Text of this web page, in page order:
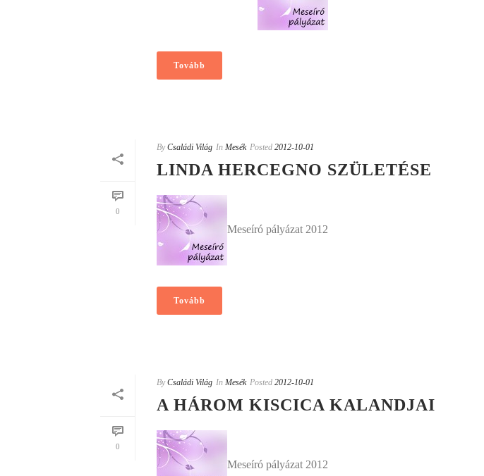
Tovább
0
By Családi Világ In Mesék Posted 2012-10-01
LINDA HERCEGNO SZÜLETÉSE
Meseíró pályázat 2012
Tovább
0
By Családi Világ In Mesék Posted 2012-10-01
A HÁROM KISCICA KALANDJAI
Meseíró pályázat 2012